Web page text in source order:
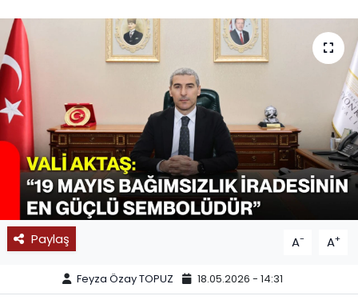
Paylaş A- A+
Feyza Özay TOPUZ 18.05.2026 - 14:31
11:11 MANŞET